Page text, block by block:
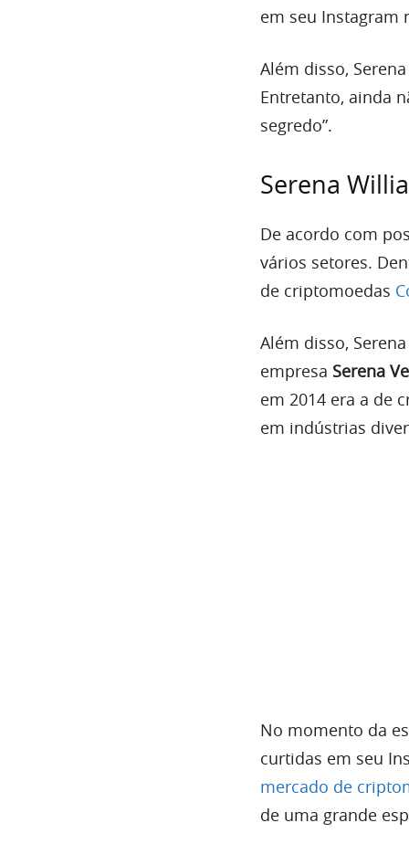
em seu Instagram
Além disso,
Entretanto, ainda
segredo”.
Serena
De acordo com
vários setores.
de criptomoedas
Além disso,
empresa Serena
em 2014 era a de
em indústrias
No momento da
curtidas em seu
mercado de
de uma grande